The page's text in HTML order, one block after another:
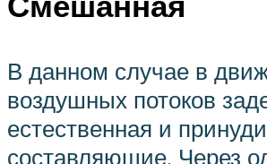
В данном случае в
воздушных потоков
естественная и
составляющие. Через